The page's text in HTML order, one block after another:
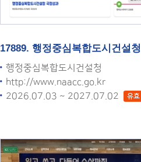
17889. 행정중심복합도시건설청
행정중심복합도시건설청
http://www.naacc.go.kr
2026.07.03 ~ 2027.07.02
유효